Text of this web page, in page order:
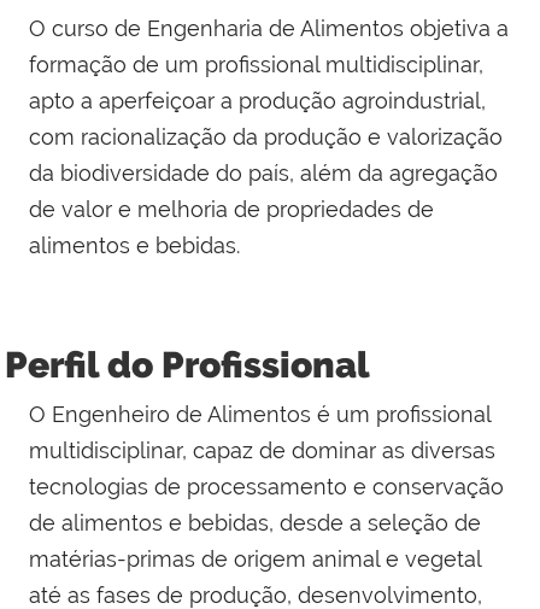
O curso de Engenharia de Alimentos objetiva a
formação de um profissional multidisciplinar,
apto a aperfeiçoar a produção agroindustrial,
com racionalização da produção e valorização
da biodiversidade do país, além da agregação
de valor e melhoria de propriedades de
alimentos e bebidas.
Perfil do Profissional
O Engenheiro de Alimentos é um profissional
multidisciplinar, capaz de dominar as diversas
tecnologias de processamento e conservação
de alimentos e bebidas, desde a seleção de
matérias-primas de origem animal e vegetal
até as fases de produção, desenvolvimento,